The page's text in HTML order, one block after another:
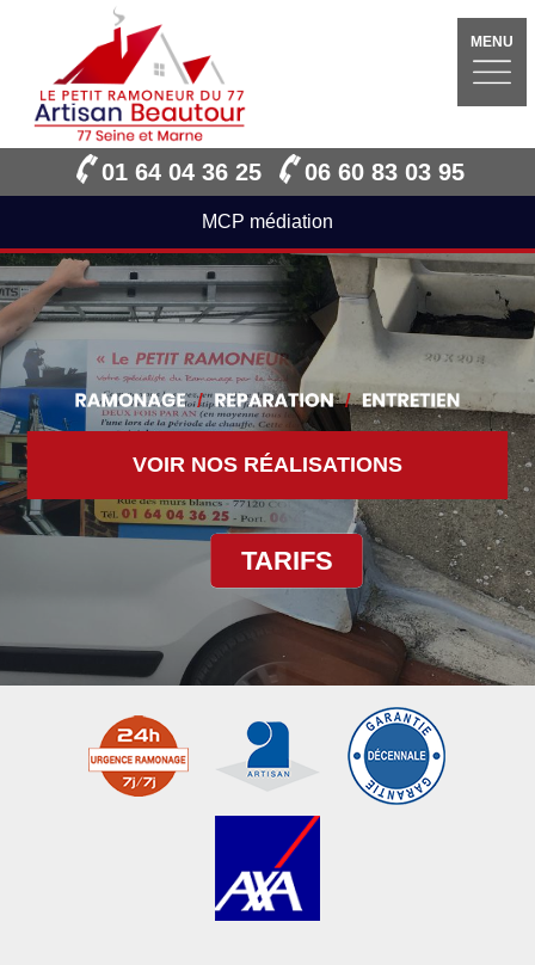
MENU
01 64 04 36 25 06 60 83 03 95
MCP médiation
VOIR NOS RÉALISATIONS
TARIFS